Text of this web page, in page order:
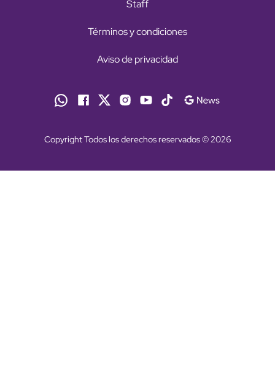
Staff
Términos y condiciones
Aviso de privacidad
Copyright Todos los derechos reservados © 2026